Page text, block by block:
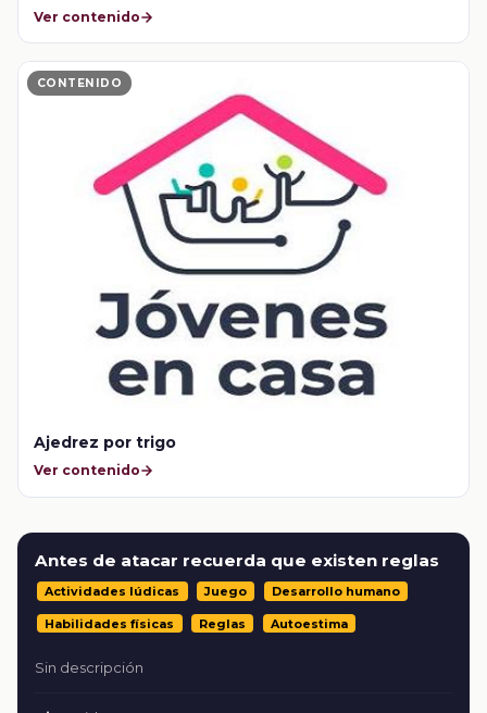
Ver contenido
CONTENIDO
Ajedrez por trigo
Ver contenido
Antes de atacar recuerda que existen reglas
Actividades lúdicas Juego Desarrollo humano
Habilidades físicas Reglas Autoestima
Sin descripción